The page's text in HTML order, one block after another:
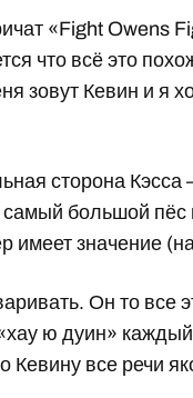
«Fight Owens
что всё это
зовут Кевин и я
сторона
самый большой
имеет значение
Он то все
ю дуин»
Кевину все речи